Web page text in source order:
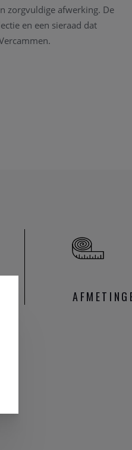
zorgvuldige afwerking. De
en een sieraad dat